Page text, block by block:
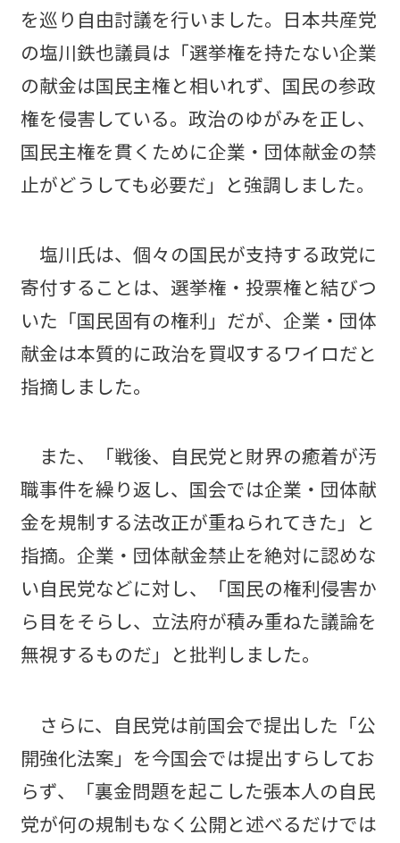
を巡り自由討議を行いました。日本共産党
の塩川鉄也議員は「選挙権を持たない企業
の献金は国民主権と相いれず、国民の参政
権を侵害している。政治のゆがみを正し、
国民主権を貫くために企業・団体献金の禁
止がどうしても必要だ」と強調しました。
塩川氏は、個々の国民が支持する政党に
寄付することは、選挙権・投票権と結びつ
いた「国民固有の権利」だが、企業・団体
献金は本質的に政治を買収するワイロだと
指摘しました。
また、「戦後、自民党と財界の癒着が汚
職事件を繰り返し、国会では企業・団体献
金を規制する法改正が重ねられてきた」と
指摘。企業・団体献金禁止を絶対に認めな
い自民党などに対し、「国民の権利侵害か
ら目をそらし、立法府が積み重ねた議論を
無視するものだ」と批判しました。
さらに、自民党は前国会で提出した「公
開強化法案」を今国会では提出すらしてお
らず、「裏金問題を起こした張本人の自民
党が何の規制もなく公開と述べるだけでは